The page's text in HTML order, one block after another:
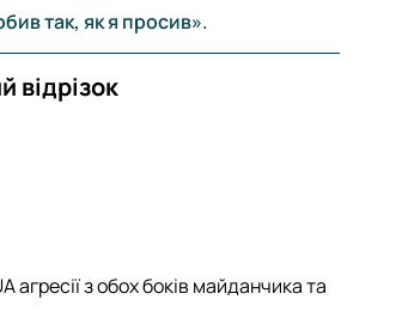
так, як я просив».
відрізок
з обох боків майданчика та